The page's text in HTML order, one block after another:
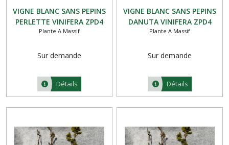
VIGNE BLANC SANS PEPINS
PERLETTE VINIFERA ZPD4
Plante A Massif
Sur demande
Détails
VIGNE BLANC SANS PEPINS
DANUTA VINIFERA ZPD4
Plante A Massif
Sur demande
Détails